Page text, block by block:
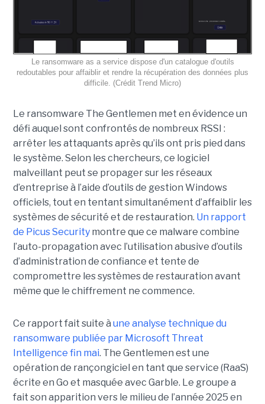
Le ransomware as a service dispose d'un catalogue d'outils
redoutables pour affaiblir et rendre la récupération des données plus
difficile. (Crédit Trend Micro)
Le ransomware The Gentlemen met en évidence un
défi auquel sont confrontés de nombreux RSSI :
arrêter les attaquants après qu’ils ont pris pied dans
le système. Selon les chercheurs, ce logiciel
malveillant peut se propager sur les réseaux
d’entreprise à l’aide d’outils de gestion Windows
officiels, tout en tentant simultanément d’affaiblir les
systèmes de sécurité et de restauration. Un rapport
de Picus Securitymontre que ce malware combine
l’auto-propagation avec l’utilisation abusive d’outils
d’administration de confiance et tente de
compromettre les systèmes de restauration avant
même que le chiffrement ne commence.
Ce rapport fait suite à une analyse technique du
ransomware publiée par Microsoft Threat
Intelligence fin mai. The Gentlemen est une
opération de rançongiciel en tant que service (RaaS)
écrite en Go et masquée avec Garble. Le groupe a
fait son apparition vers le milieu de l’année 2025 en